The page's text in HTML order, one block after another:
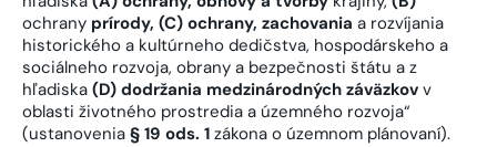
ochrany prírody, (C) ochrany, zachovania a rozvíjania
historického a kultúrneho dedičstva, hospodárskeho a
sociálneho rozvoja, obrany a bezpečnosti štátu a z
hľadiska (D) dodržania medzinárodných záväzkov v
oblasti životného prostredia a územného rozvoja“
(ustanovenia § 19 ods. 1 zákona o územnom plánovaní).